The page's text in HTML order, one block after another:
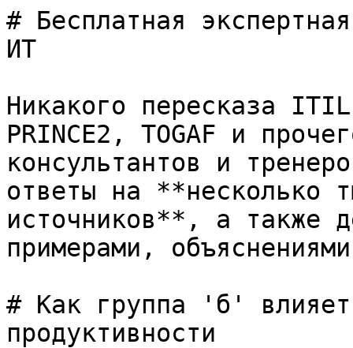
# Бесплатная
ИТ
Никакого пересказа
PRINCE2, TOGAF и
консультантов и
ответы на **несколько
источников**, а также
примерами,
# Как группа 'б' влияет
продуктивности